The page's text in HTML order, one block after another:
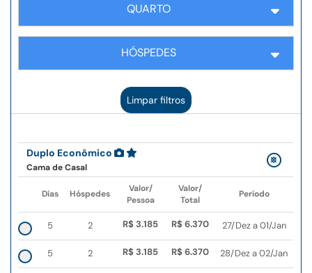
QUARTO
HÓSPEDES
Limpar filtros
Duplo Econômico
Cama de Casal
Dias Hóspedes
Valor/
Pessoa
Valor/
Total
Período
5 2 R$ 3.185 R$ 6.370 27/Dez a 01/Jan
5 2 R$ 3.185 R$ 6.370 28/Dez a 02/Jan